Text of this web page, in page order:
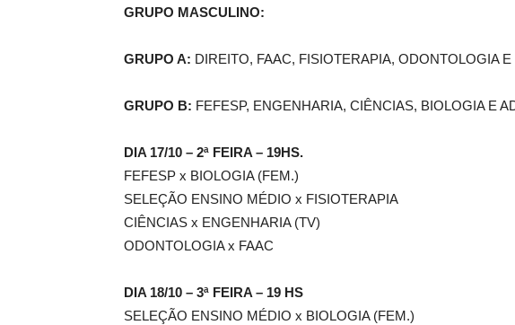
GRUPO MASCULINO:
GRUPO A: DIREITO, FAAC, FISIOTERAPIA, ODONTOLOGIA
GRUPO B: FEFESP, ENGENHARIA, CIÊNCIAS, BIOLOGIA E
DIA 17/10 – 2ª FEIRA – 19HS.
FEFESP x BIOLOGIA (FEM.)
SELEÇÃO ENSINO MÉDIO x FISIOTERAPIA
CIÊNCIAS x ENGENHARIA (TV)
ODONTOLOGIA x FAAC
DIA 18/10 – 3ª FEIRA – 19 HS
SELEÇÃO ENSINO MÉDIO x BIOLOGIA (FEM.)